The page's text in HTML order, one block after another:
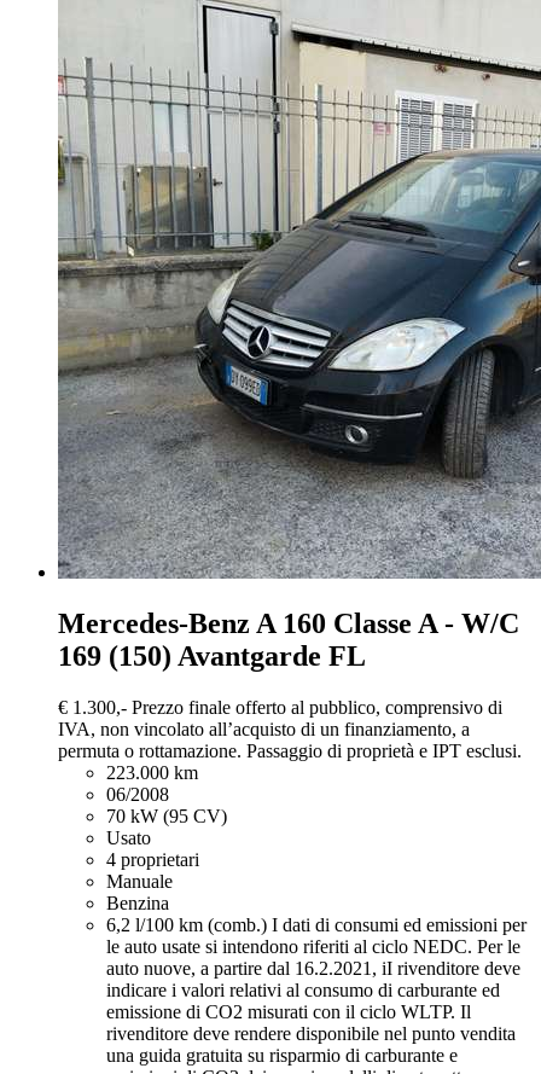
Mercedes-Benz A 160 Classe A - W/C
169 (150) Avantgarde FL
€ 1.300,- Prezzo finale offerto al pubblico, comprensivo di
IVA, non vincolato all’acquisto di un finanziamento, a
permuta o rottamazione. Passaggio di proprietà e IPT esclusi.
223.000 km
06/2008
70 kW (95 CV)
Usato
4 proprietari
Manuale
Benzina
6,2 l/100 km (comb.) I dati di consumi ed emissioni per
le auto usate si intendono riferiti al ciclo NEDC. Per le
auto nuove, a partire dal 16.2.2021, iI rivenditore deve
indicare i valori relativi al consumo di carburante ed
emissione di CO2 misurati con il ciclo WLTP. Il
rivenditore deve rendere disponibile nel punto vendita
una guida gratuita su risparmio di carburante e